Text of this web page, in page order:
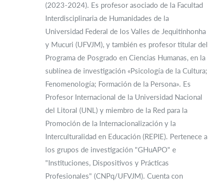
(2023-2024). Es profesor asociado de la Facultad
Interdisciplinaria de Humanidades de la
Universidad Federal de los Valles de Jequitinhonha
y Mucuri (UFVJM), y también es profesor titular del
Programa de Posgrado en Ciencias Humanas, en la
sublínea de investigación «Psicología de la Cultura;
Fenomenología; Formación de la Persona». Es
Profesor Internacional de la Universidad Nacional
del Litoral (UNL) y miembro de la Red para la
Promoción de la Internacionalización y la
Interculturalidad en Educación (REPIE). Pertenece a
los grupos de investigación "GHuAPO" e
"Instituciones, Dispositivos y Prácticas
Profesionales" (CNPq/UFVJM). Cuenta con